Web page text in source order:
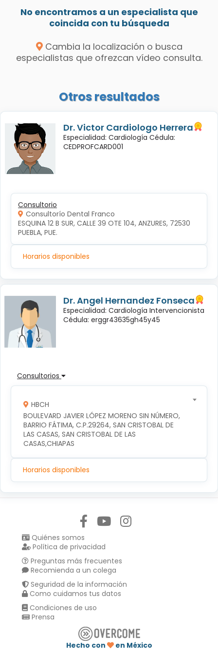
No encontramos a un especialista que
coincida con tu búsqueda
Cambia la localización o busca
especialistas que ofrezcan vídeo consulta.
Otros resultados
Dr. Victor Cardiologo Herrera
Especialidad: Cardiología Cédula:
CEDPROFCARD001
Consultorio
Consultorío Dental Franco
ESQUINA 12 B SUR, CALLE 39 OTE 104, ANZURES, 72530
PUEBLA, PUE.
Horarios disponibles
Dr. Angel Hernandez Fonseca
Especialidad: Cardiología Intervencionista
Cédula: erggr43635gh45y45
Consultorios
HBCH
BOULEVARD JAVIER LÓPEZ MORENO SIN NÚMERO,
BARRIO FÁTIMA, C.P.29264, SAN CRISTOBAL DE
LAS CASAS, SAN CRISTOBAL DE LAS
CASAS,CHIAPAS
Horarios disponibles
Quiénes somos
Política de privacidad
Preguntas más frecuentes
Recomienda a un colega
Seguridad de la información
Como cuidamos tus datos
Condiciones de uso
Prensa
Hecho con
en México